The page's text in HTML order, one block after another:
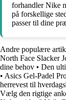
forhandler Nike
på forskellige
passer til dine
Andre populære
North Face Slacker
dine behov • Den
• Asics Gel-Padel
herrevest til
Vælg den rigtige